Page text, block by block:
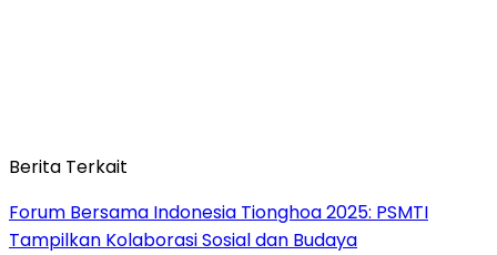
Berita Terkait
Forum Bersama Indonesia Tionghoa 2025: PSMTI
Tampilkan Kolaborasi Sosial dan Budaya